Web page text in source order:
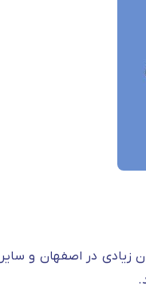
زیادی در اصفهان و سایر